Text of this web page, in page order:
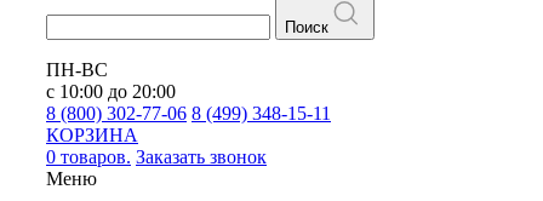
Поиск
ПН-ВС
с 10:00 до 20:00
8 (800) 302-77-06 8 (499) 348-15-11
КОРЗИНА
0 товаров. Заказать звонок
Меню